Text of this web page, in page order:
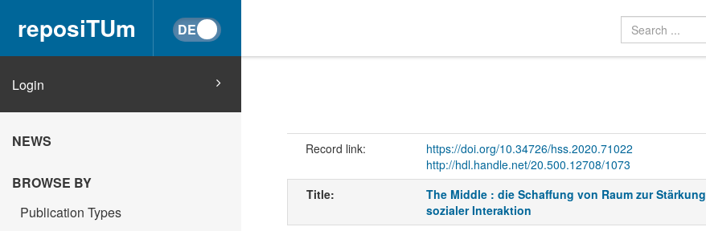
reposiTUm
Login
NEWS
BROWSE BY
Publication Types
Record link:
https://doi.org/10.34726/hss.2020.71022
http://hdl.handle.net/20.500.12708/1073
Title:
The Middle : die Schaffung von Raum zur Stärkung
sozialer Interaktion